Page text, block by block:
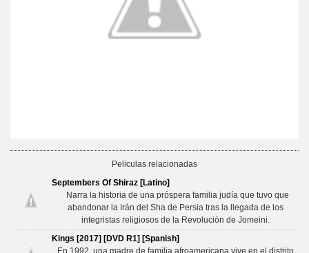
Peliculas relacionadas
Septembers Of Shiraz [Latino]
Narra la historia de una próspera familia judía que tuvo que
abandonar la Irán del Sha de Persia tras la llegada de los
integristas religiosos de la Revolución de Jomeini.
Kings [2017] [DVD R1] [Spanish]
En 1992, una madre de familia afroamericana vive en el distrito